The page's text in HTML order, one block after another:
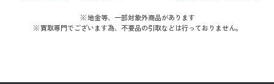
地金等、一部対象外商品があります
買取専門でございます為、不要品の引取などは行っておりません。